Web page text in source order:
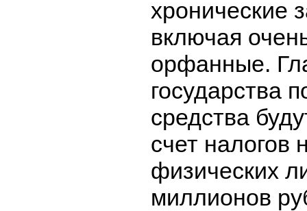
хронические
включая
орфанные.
государства
средства
счет налогов
физических
миллионов